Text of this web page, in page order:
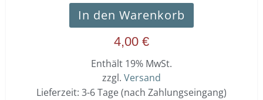
In den Warenkorb
4,00 €
Enthält 19% MwSt.
zzgl. Versand
Lieferzeit: 3-6 Tage (nach Zahlungseingang)